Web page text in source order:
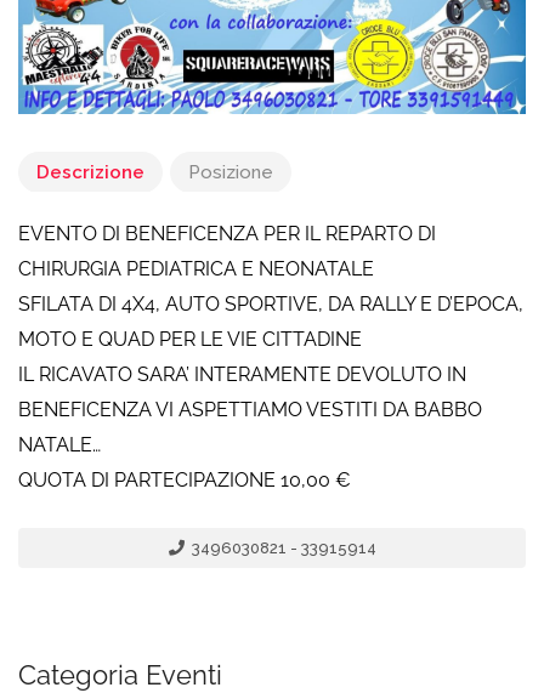
Descrizione Posizione
EVENTO DI BENEFICENZA PER IL REPARTO DI
CHIRURGIA PEDIATRICA E NEONATALE
SFILATA DI 4X4, AUTO SPORTIVE, DA RALLY E D’EPOCA,
MOTO E QUAD PER LE VIE CITTADINE
IL RICAVATO SARA’ INTERAMENTE DEVOLUTO IN
BENEFICENZA VI ASPETTIAMO VESTITI DA BABBO
NATALE…
QUOTA DI PARTECIPAZIONE 10,00 €
3496030821 - 33915914
Categoria Eventi